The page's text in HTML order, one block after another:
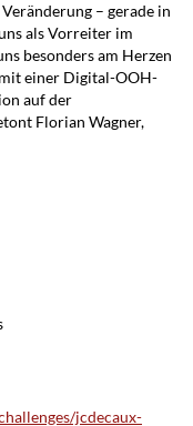
– gerade in
als Vorreiter im
besonders am Herzen
einer Digital-OOH-
auf der
Florian Wagner,
jcdecaux-